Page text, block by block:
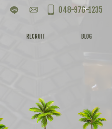
お問い合わせ
048-976-1235
RECRUIT BLOG